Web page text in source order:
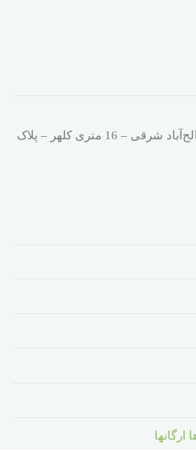
تهران – اتوبان بهشت‌زهرا – صالح‌آباد شرقی – 16 متری کلهر – پلاک